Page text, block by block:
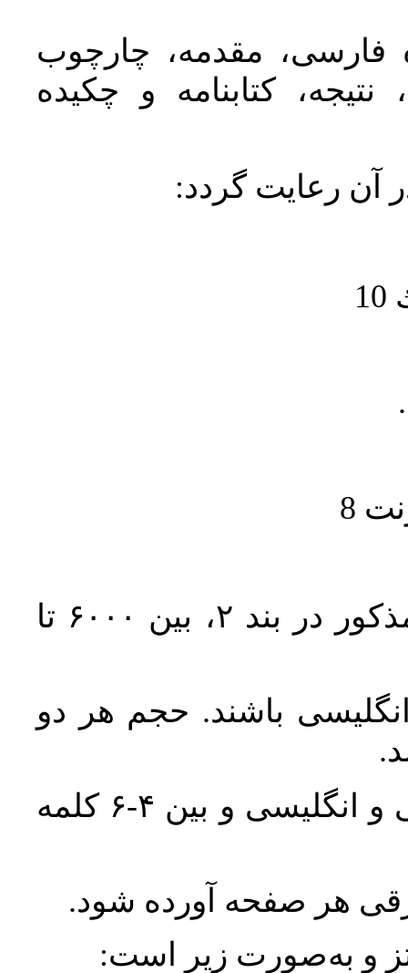
فارسی، مقدمه، چارچوب
کتابنامه و چکیده
آن رعايت گردد:
حجم کل مقاله با احتساب تمام بخش‌های مذکور در بند ۲، بین ۶۰۰۰ تا
باشند. حجم هر دو
واژگان کلیدی بلافاصله پس از چکیده فارسی و انگلیسی و بین ۴-۶ کلمه
هر صفحه آورده شود.
و به‌صورت زیر است: